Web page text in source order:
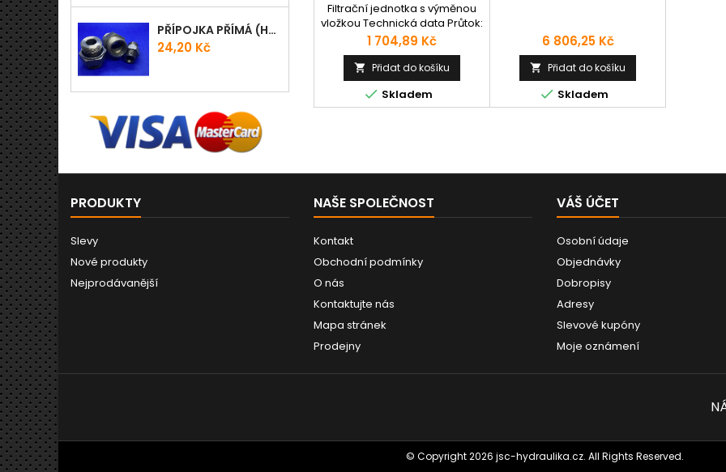
PŘÍPOJKA PŘÍMÁ (HRDLO) GES - WD
Cena
24,20 Kč
Filtrační jednotka s výměnou
vložkou Technická data Průtok:
60 l/min Připojení: 3/4" Čistota:
10 µm Maximální tlak: 12 bar
Možno objednat s připojením
3/4" nebo 1".
Cena
1 704,89 Kč
 Přidat do košíku
 Skladem
Cena
6 806,25 Kč
 Přidat do košíku
 Skladem
PRODUKTY
Slevy
Nové produkty
Nejprodávanější
NAŠE SPOLEČNOST
Kontakt
Obchodní podmínky
O nás
Kontaktujte nás
Mapa stránek
Prodejny
VÁŠ ÚČET
Osobní údaje
Objednávky
Dobropisy
Adresy
Slevové kupóny
Moje oznámení
© Copyright 2026 jsc-hydraulika.cz. All Rights Reserved.